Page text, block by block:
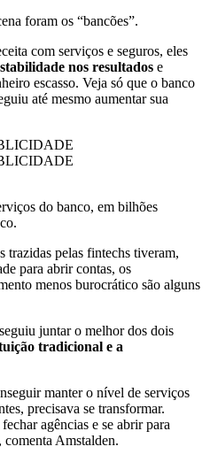
foram os “bancões”.
com serviços e seguros, eles
nos resultados e
escasso. Veja só que o banco
até mesmo aumentar sua
do banco, em bilhões
trazidas pelas fintechs tiveram,
para abrir contas, os
menos burocrático são alguns
juntar o melhor dos dois
tradicional e a
manter o nível de serviços
precisava se transformar.
agências e se abrir para
comenta Amstalden.